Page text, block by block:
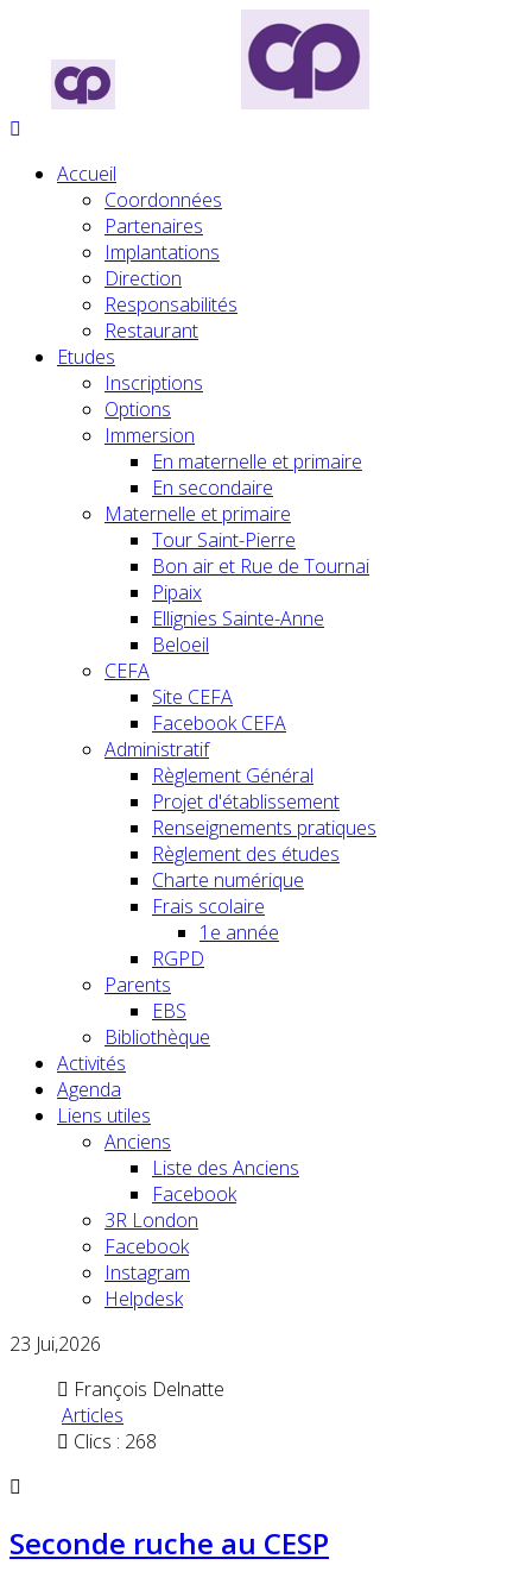
Accueil
Coordonnées
Partenaires
Implantations
Direction
Responsabilités
Restaurant
Etudes
Inscriptions
Options
Immersion
En maternelle et primaire
En secondaire
Maternelle et primaire
Tour Saint-Pierre
Bon air et Rue de Tournai
Pipaix
Ellignies Sainte-Anne
Beloeil
CEFA
Site CEFA
Facebook CEFA
Administratif
Règlement Général
Projet d'établissement
Renseignements pratiques
Règlement des études
Charte numérique
Frais scolaire
1e année
RGPD
Parents
EBS
Bibliothèque
Activités
Agenda
Liens utiles
Anciens
Liste des Anciens
Facebook
3R London
Facebook
Instagram
Helpdesk
23 Jui,2026
François Delnatte
Articles
Clics : 268
Seconde ruche au CESP